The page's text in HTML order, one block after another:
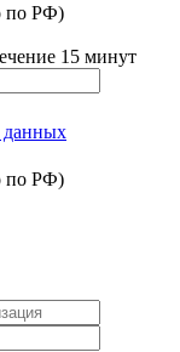
по РФ)
15 минут
данных
по РФ)